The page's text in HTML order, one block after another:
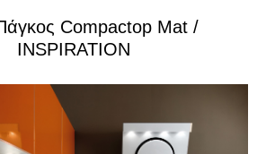
& μπαταρίας
Ιδιότητες:
λεπτή εμφάνιση
Compactop Mat /
INSPIRATION